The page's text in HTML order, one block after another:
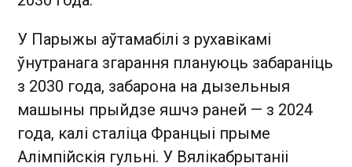
У Парыжы аўтамабілі з рухавікамі
ўнутранага згарання плануюць забараніць
з 2030 года, забарона на дызельныя
машыны прыйдзе яшчэ раней — з 2024
года, калі сталіца Францыі прыме
Алімпійскія гульні. У Вялікабрытаніі